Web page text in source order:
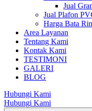
Jual
Jual Plafon
Harga Bata
Area Layanan
Tentang Kami
Kontak Kami
TESTIMONI
GALERI
BLOG
Hubungi Kami
Hubungi Kami